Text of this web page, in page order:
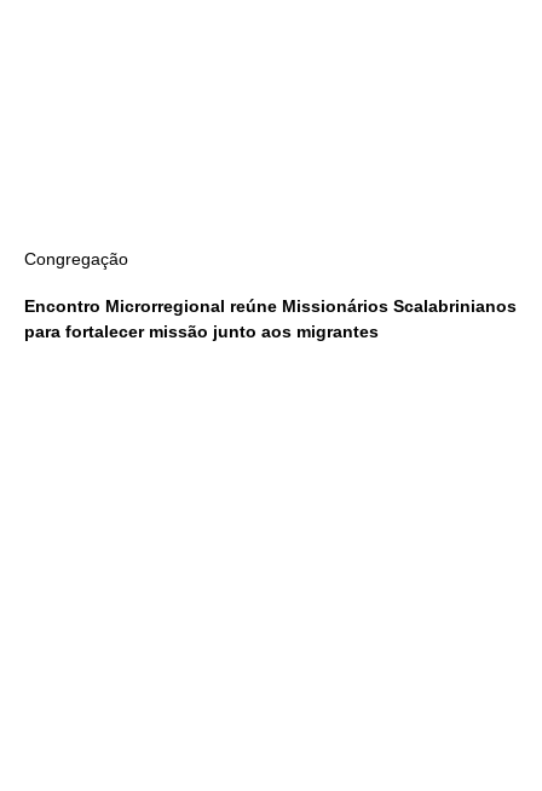
Congregação
Encontro Microrregional reúne Missionários Scalabrinianos
para fortalecer missão junto aos migrantes